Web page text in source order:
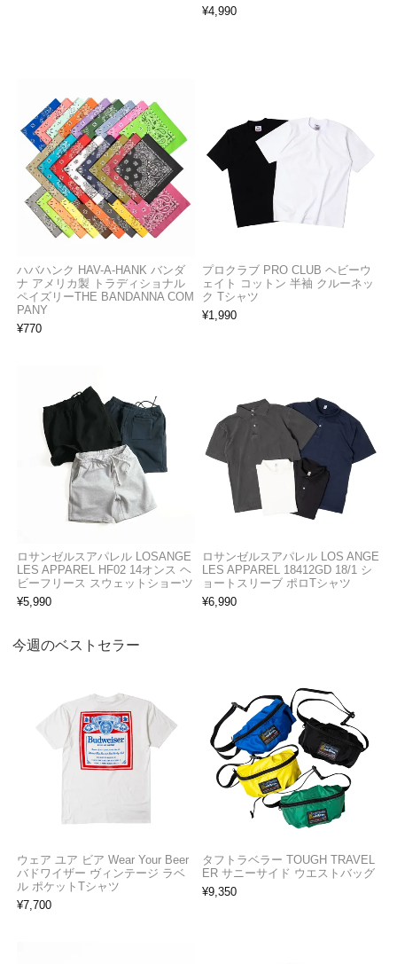
¥4,990
ハバハンク HAV-A-HANK バンダ
ナ アメリカ製 トラディショナル
ペイズリーTHE BANDANNA COM
PANY
¥770
プロクラブ PRO CLUB ヘビーウ
ェイト コットン 半袖 クルーネッ
ク Tシャツ
¥1,990
ロサンゼルスアパレル LOSANGE
LES APPAREL HF02 14オンス ヘ
ビーフリース スウェットショーツ
¥5,990
ロサンゼルスアパレル LOS ANGE
LES APPAREL 18412GD 18/1 シ
ョートスリーブ ポロTシャツ
¥6,990
今週のベストセラー
ウェア ユア ビア Wear Your Beer
バドワイザー ヴィンテージ ラベ
ル ポケットTシャツ
¥7,700
タフトラベラー TOUGH TRAVEL
ER サニーサイド ウエストバッグ
¥9,350